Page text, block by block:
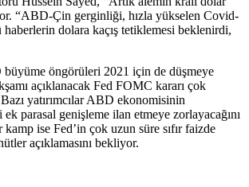
“ABD-Çin gerginliği, hızla yükselen Covid-
dolara kaçış tetiklemesi beklenirdi,
büyüme öngörüleri 2021 için de düşmeye
açıklanacak Fed FOMC kararı çok
yatırımcılar ABD ekonomisinin
parasal genişleme ilan etmeye zorlayacağını
ise Fed’in çok uzun süre sıfır faizde
açıklamasını bekliyor.